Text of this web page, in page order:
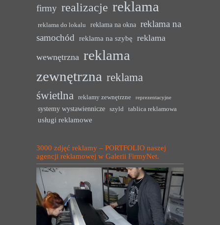
firmy realizacje reklama
reklama do lokalu reklama na okna reklama na
samochód reklama na szybę reklama
wewnętrzna reklama
zewnętrzna reklama
świetlna
reklamy zewnętrzne reprezentacyjne
systemy wystawiennicze szyld tablica reklamowa
usługi reklamowe
3000 zdjęć reklamy – PORTFOLIO naszej
agencji reklamowej w Galerii FirmyNet.